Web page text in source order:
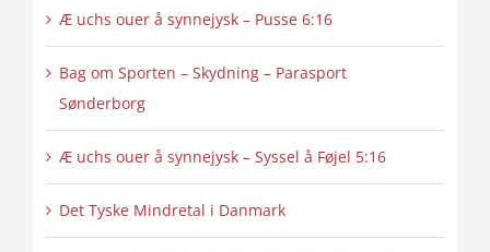
Æ uchs ouer å synnejysk – Pusse 6:16
Bag om Sporten – Skydning – Parasport
Sønderborg
Æ uchs ouer å synnejysk – Syssel å Føjel 5:16
Det Tyske Mindretal i Danmark